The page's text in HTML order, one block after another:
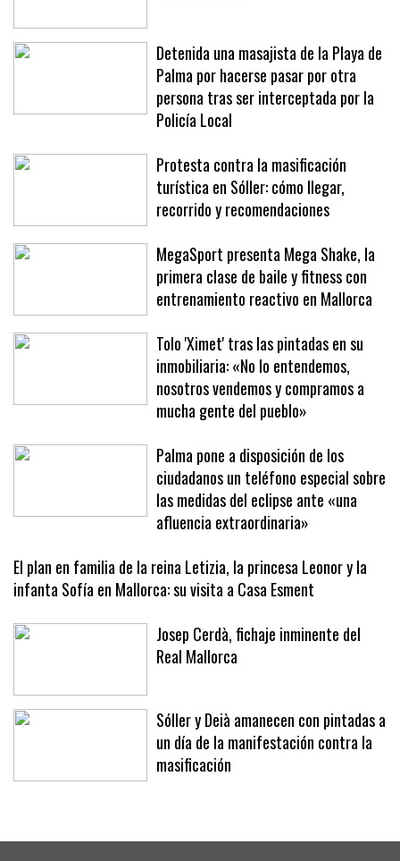
Detenida una masajista de la Playa de
Palma por hacerse pasar por otra
persona tras ser interceptada por la
Policía Local
Protesta contra la masificación
turística en Sóller: cómo llegar,
recorrido y recomendaciones
MegaSport presenta Mega Shake, la
primera clase de baile y fitness con
entrenamiento reactivo en Mallorca
Tolo 'Ximet' tras las pintadas en su
inmobiliaria: «No lo entendemos,
nosotros vendemos y compramos a
mucha gente del pueblo»
Palma pone a disposición de los
ciudadanos un teléfono especial sobre
las medidas del eclipse ante «una
afluencia extraordinaria»
El plan en familia de la reina Letizia, la princesa Leonor y la
infanta Sofía en Mallorca: su visita a Casa Esment
Josep Cerdà, fichaje inminente del
Sóller y Deià amanecen con pintadas a
un día de la manifestación contra la